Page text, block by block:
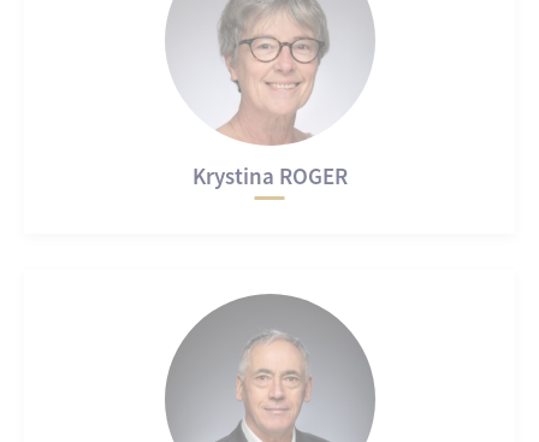
Krystina ROGER